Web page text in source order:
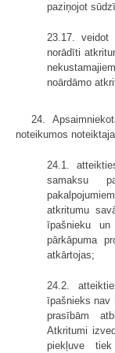
paziņojot
23.17. veidot
norādīti
noārdāmo
24.
noteikumos
24.1.
samaksu
atkritumu
īpašnieku
pārkāpuma
atkārtojas;
24.2.
īpašnieks nav
prasībām
Atkritumi
piekļuve